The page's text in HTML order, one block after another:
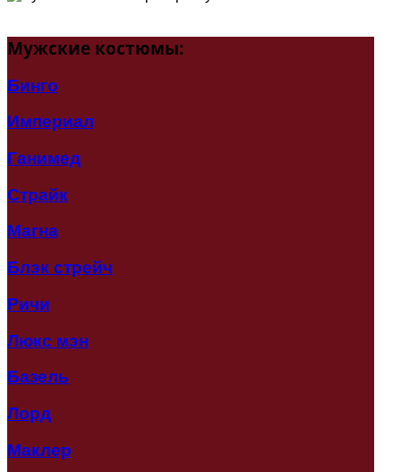
Мужские костюмы:
Бинго
Империал
Ганимед
Страйк
Магна
Блэк стрейч
Ричи
Люкс мэн
Базель
Лорд
Маклер